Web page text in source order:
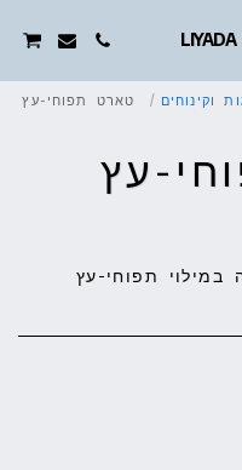
וקינוחים טארט תפוחי-עץ
עץ
תפוחי-עץ